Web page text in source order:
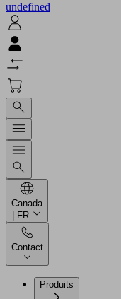
undefined
Canada
| FR
Contact
Produits